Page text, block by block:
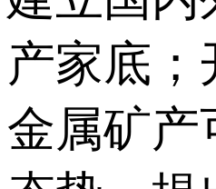
产家底
金属矿产